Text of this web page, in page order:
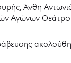
Άνθη
Αγώνων